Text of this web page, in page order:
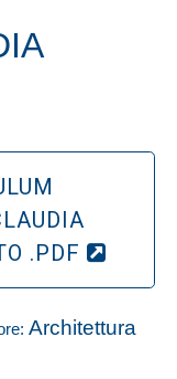
.PDF
Architettura